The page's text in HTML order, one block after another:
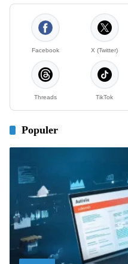
Facebook X (Twitter)
Threads TikTok
Populer